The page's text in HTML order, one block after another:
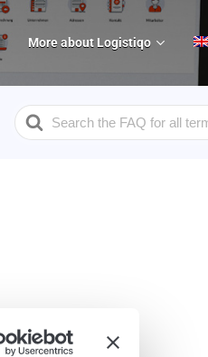
More about Logistiqo
Search
For